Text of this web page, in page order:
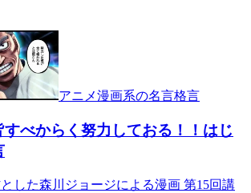
アニメ漫画系の名言格言
べからく努力しておる！！はじ
した森川ジョージによる漫画 第15回講